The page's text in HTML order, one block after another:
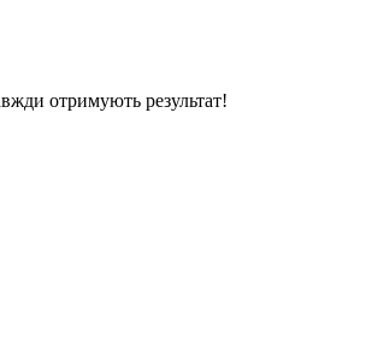
отримують результат!